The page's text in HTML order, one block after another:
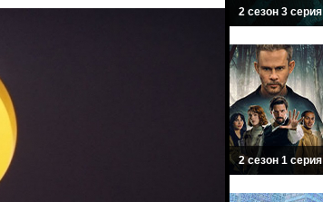
2 сезон 3 серия
2 сезон 1 серия